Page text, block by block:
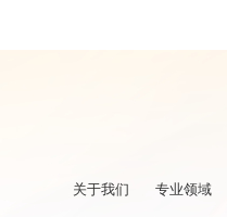
关于我们 专业领域